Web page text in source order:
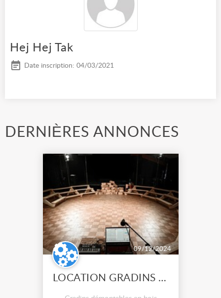
Hej Hej Tak
Date inscription: 04/03/2021
DERNIÈRES ANNONCES
09/12/2024
LOCATION GRADINS EN BOIS DÉMONTABLES 110 places